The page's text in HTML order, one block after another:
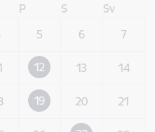
P S
Sv
5 6 7
12 13 14
19 20 21